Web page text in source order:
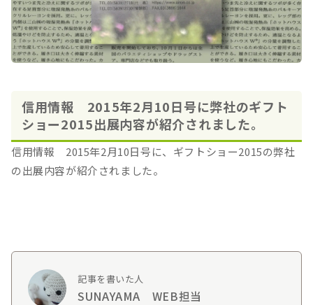
信用情報 2015年2月10日号に弊社のギフト
ショー2015出展内容が紹介されました。
信用情報 2015年2月10日号に、ギフトショー2015の弊社
の出展内容が紹介されました。
記事を書いた人
SUNAYAMA WEB担当